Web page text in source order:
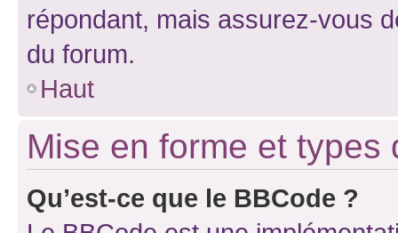
répondant, mais assurez-vous
du forum.
Haut
Mise en forme et types
Qu’est-ce que le BBCode ?